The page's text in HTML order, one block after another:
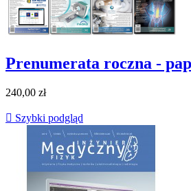
Prenumerata roczna -
240,00 zł
 Szybki podgląd